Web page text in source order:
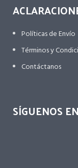
Políticas de Envío
Términos y
Contáctanos
SÍGUENOS